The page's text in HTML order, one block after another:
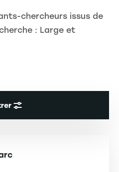
chercheurs issus de
: Large et